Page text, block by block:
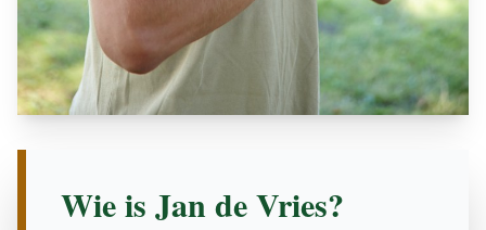
Wie is Jan de Vries?